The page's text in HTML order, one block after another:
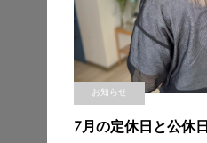
お知らせ
7月の定休日と公休日